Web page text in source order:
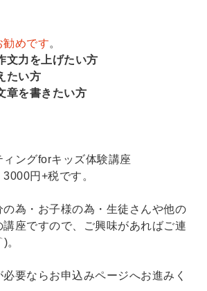
勧めです。
文力を上げたい方
たい方
章を書きたい方
ングforキッズ体験講座
円+税です。
為・お子様の為・生徒さんや他の
座ですので、ご興味があればご連
要ならお申込みページへお進みく